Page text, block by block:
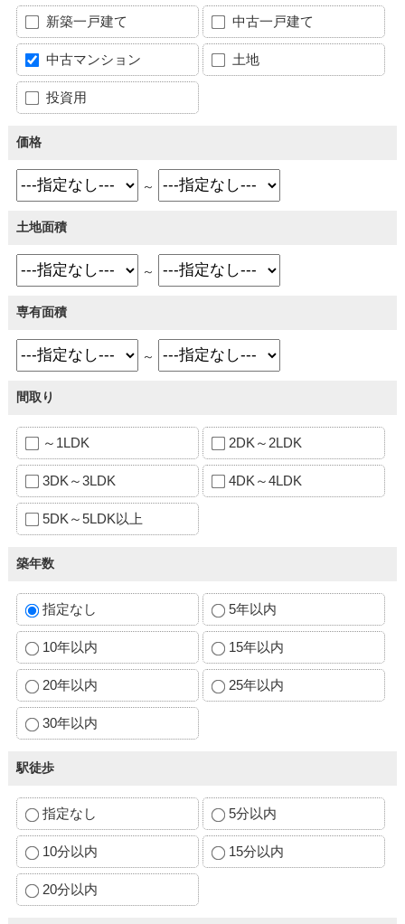
新築一戸建て 中古一戸建て
中古マンション 土地
投資用
価格
～
土地面積
～
専有面積
～
間取り
～1LDK 2DK～2LDK
3DK～3LDK 4DK～4LDK
5DK～5LDK以上
築年数
指定なし 5年以内
10年以内 15年以内
20年以内 25年以内
30年以内
駅徒歩
指定なし 5分以内
10分以内 15分以内
20分以内